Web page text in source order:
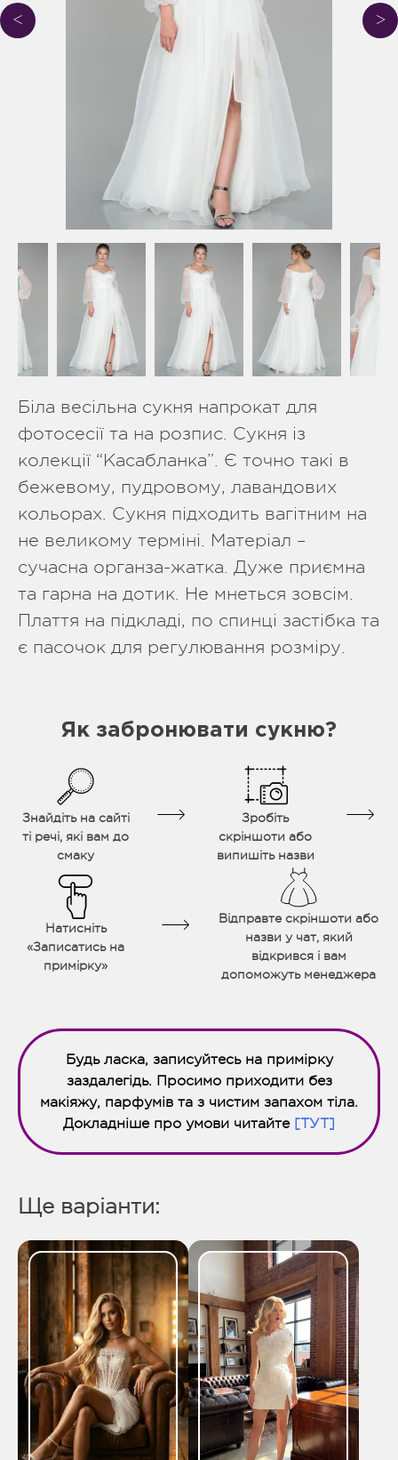
Біла весільна сукня напрокат для
фотосесії та на розпис. Сукня із
колекції “Касабланка”. Є точно такі в
бежевому, пудровому, лавандових
кольорах. Сукня підходить вагітним на
не великому терміні. Матеріал –
сучасна органза-жатка. Дуже приємна
та гарна на дотик. Не мнеться зовсім.
Плаття на підкладі, по спинці застібка та
є пасочок для регулювання розміру.
Як забронювати сукню?
Знайдіть на сайті
ті речі, які вам до
смаку
Зробіть
скріншоти або
випишіть назви
Натисніть
«Записатись на
примірку»
Відправте скріншоти або
назви у чат, який
відкрився і вам
допоможуть менеджера
Будь ласка, записуйтесь на примірку
заздалегідь. Просимо приходити без
макіяжу, парфумів та з чистим запахом тіла.
Докладніше про умови читайте [ТУТ]
Ще варіанти: